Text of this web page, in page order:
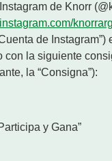
de Knorr
knorrarg
de Instagram”)
con la siguiente
la “Consigna”):
y Gana”